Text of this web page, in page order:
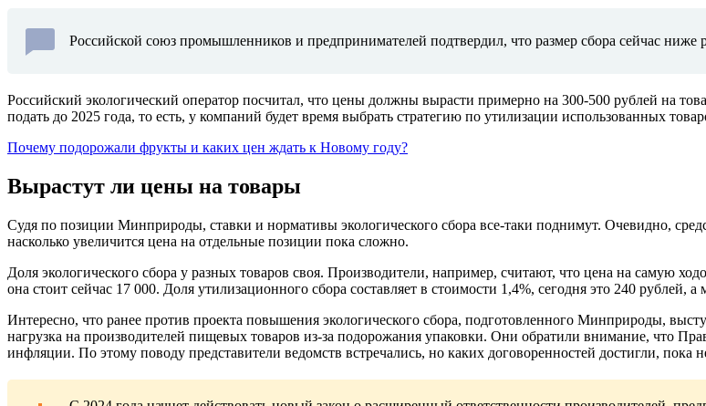
Российской союз промышленников и предпринимателей подтвердил, что размер сбора сейчас
Российский экологический оператор посчитал, что цены должны вырасти примерно на 300-500 рублей на
подать до 2025 года, то есть, у компаний будет время выбрать стратегию по утилизации использованных
Почему подорожали фрукты и каких цен ждать к Новому году?
Вырастут ли цены на товары
Судя по позиции Минприроды, ставки и нормативы экологического сбора все-таки поднимут. Очевидно,
насколько увеличится цена на отдельные позиции пока сложно.
Доля экологического сбора у разных товаров своя. Производители, например, считают, что цена на самую
она стоит сейчас 17 000. Доля утилизационного сбора составляет в стоимости 1,4%, сегодня это 240 рублей, а
Интересно, что ранее против проекта повышения экологического сбора, подготовленного Минприроды,
нагрузка на производителей пищевых товаров из-за подорожания упаковки. Они обратили внимание, что
инфляции. По этому поводу представители ведомств встречались, но каких договоренностей достигли, пока